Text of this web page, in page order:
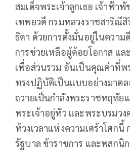
สมเด็จพระเจ้าลูกเธอ เจ้าฟ้า
เทพยวดี กรมหลวงราชสาริณี
ธิดา ด้วยการตั้งมั่นอยู่ในความ
การช่วยเหลือผู้ด้อยโอกาส แ
เพื่อส่วนรวม อันเป็นคุณค่าที่พ
ทรงปฏิบัติเป็นแบบอย่างมาต
ถวายเป็นกำลังพระราชหฤทัย
พระเจ้าอยู่หัว และพระบรมว
ห้วงเวลาแห่งความเศร้าโศกนี้
รัฐบาล ข้าราชการ และพสกนิ